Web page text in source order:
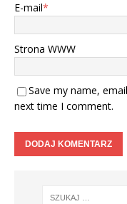
E-mail*
Strona WWW
Save my name,
next time I comment.